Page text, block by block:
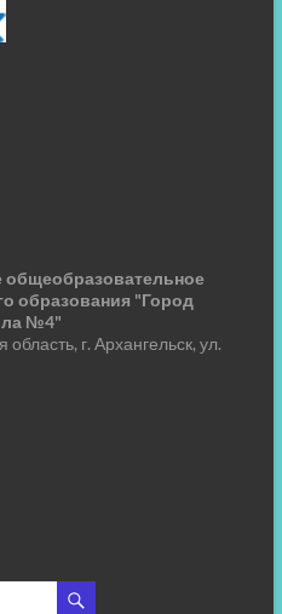
образования "Город
№4"
г. Архангельск, ул.